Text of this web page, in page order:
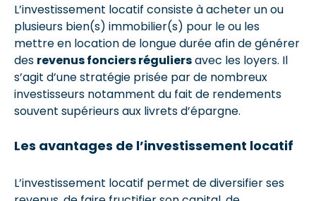
L’investissement locatif consiste à acheter un ou
plusieurs bien(s) immobilier(s) pour le ou les
mettre en location de longue durée afin de générer
des revenus fonciers réguliersavec les loyers. Il
s’agit d’une stratégie prisée par de nombreux
investisseurs notamment du fait de rendements
souvent supérieurs aux livrets d’épargne.
Les avantages de l’investissement locatif
L’investissement locatif permet de diversifier ses